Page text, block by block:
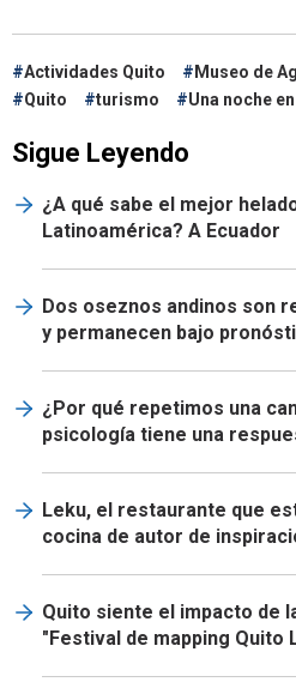
Actividades Quito Museo de
Quito
turismo Una noche
Sigue Leyendo
¿A qué sabe el mejor
Latinoamérica? A Ecuador
Dos oseznos andinos son
y permanecen bajo
¿Por qué repetimos una
psicología tiene una
Leku, el restaurante que
cocina de autor de
Quito siente el impacto de
"Festival de mapping Quito